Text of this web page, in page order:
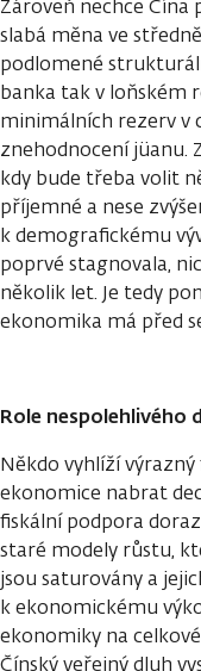
Zároveň nechce
slabá měna ve
podlomené
banka tak v loňském
minimálních rezerv v
znehodnocení jüanu.
kdy bude třeba volit
příjemné a nese
k demografickému
poprvé stagnovala,
několik let. Je tedy
ekonomika má před
Role nespolehlivého
Někdo vyhlíží
ekonomice nabrat
fiskální podpora
staré modely růstu,
jsou saturovány a
k ekonomickému
ekonomiky na
Čínský veřejný dluh